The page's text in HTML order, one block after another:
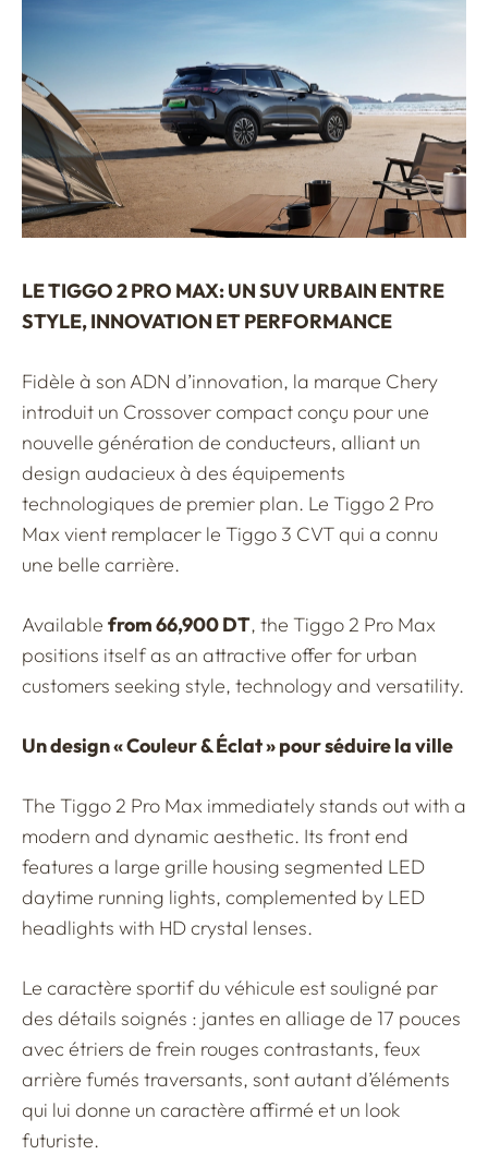
LE TIGGO 2 PRO MAX: UN SUV URBAIN ENTRE
STYLE, INNOVATION ET PERFORMANCE
Fidèle à son ADN d’innovation, la marque Chery
introduit un Crossover compact conçu pour une
nouvelle génération de conducteurs, alliant un
design audacieux à des équipements
technologiques de premier plan. Le Tiggo 2 Pro
Max vient remplacer le Tiggo 3 CVT qui a connu
une belle carrière.
Available from 66,900 DT, the Tiggo 2 Pro Max
positions itself as an attractive offer for urban
customers seeking style, technology and versatility.
Un design « Couleur & Éclat » pour séduire la ville
The Tiggo 2 Pro Max immediately stands out with a
modern and dynamic aesthetic. Its front end
features a large grille housing segmented LED
daytime running lights, complemented by LED
headlights with HD crystal lenses.
Le caractère sportif du véhicule est souligné par
des détails soignés : jantes en alliage de 17 pouces
avec étriers de frein rouges contrastants, feux
arrière fumés traversants, sont autant d’éléments
qui lui donne un caractère affirmé et un look
futuriste.